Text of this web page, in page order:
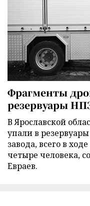
Фрагменты
резервуары
В Ярославской
упали в
завода, всего в
четыре человека,
Евраев.